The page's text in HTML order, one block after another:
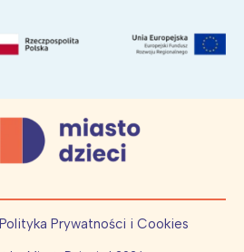
Polityka Prywatności i Cookies